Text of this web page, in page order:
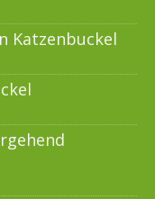
Katzenbuckel